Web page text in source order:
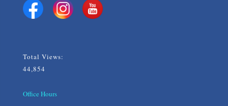
Total Views:
44,854
Office Hours